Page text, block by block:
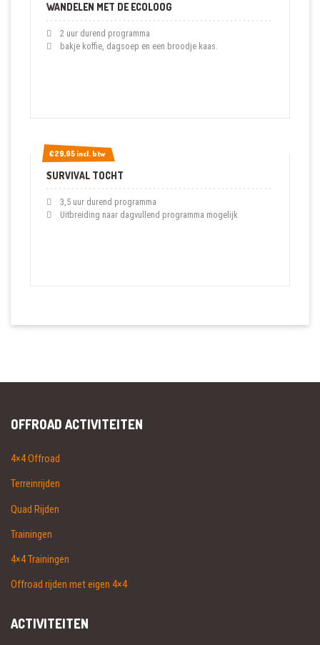
WANDELEN MET DE ECOLOOG
2 uur durend programma
bakje koffie, dagsoep en een broodje kaas.
€29,95 incl. btw
€29,95 incl. btw
SURVIVAL TOCHT
3,5 uur durend programma
Uitbreiding naar dagvullend programma mogelijk
OFFROAD ACTIVITEITEN
4×4 Offroad
Terreinrijden
Quad Rijden
Trainingen
4×4 Trainingen
Offroad rijden met eigen 4×4
ACTIVITEITEN